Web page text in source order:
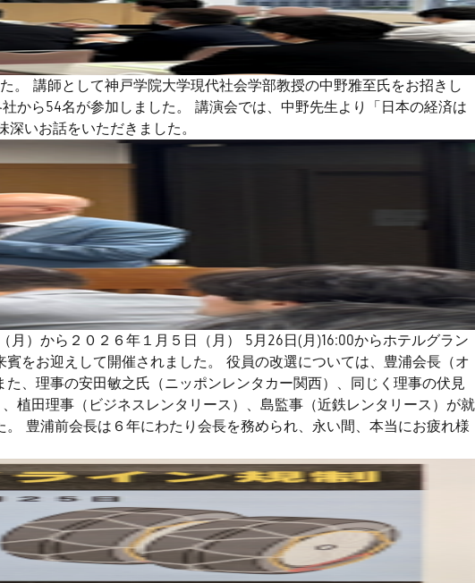
。 講師として神戸学院大学現代社会学部教授の中野雅至氏をお招きし
から54名が参加しました。 講演会では、中野先生より「日本の経済は
いお話をいただきました。
）から２０２６年１月５日（月） 5月26日(月)16:00からホテルグラン
をお迎えして開催されました。 役員の改選については、豊浦会長（オ
、理事の安田敏之氏（ニッポンレンタカー関西）、同じく理事の伏見
植田理事（ビジネスレンタリース）、島監事（近鉄レンタリース）が就
豊浦前会長は６年にわたり会長を務められ、永い間、本当にお疲れ様